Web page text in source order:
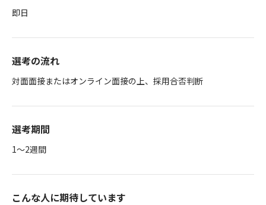
即日
選考の流れ
対面面接またはオンライン面接の上、採用合否判断
選考期間
1～2週間
こんな人に期待しています